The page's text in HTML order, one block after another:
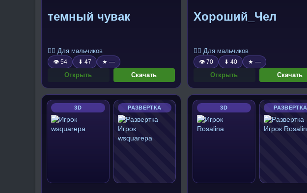
темный чувак
🧍‍♂️ Для мальчиков
👁 54 ⬇ 47 ★ —
Открыть Скачать
Хороший_Чел
🧍‍♂️ Для мальчиков
👁 70 ⬇ 40 ★ —
Открыть Скачать
3D РАЗВЕРТКА 3D РАЗВЕРТКА